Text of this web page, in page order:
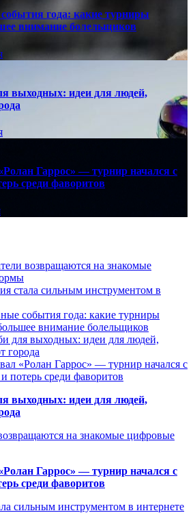
года: какие турниры
внимание болельщиков
выходных: идеи для людей,
Гаррос» — турнир начался с
среди фаворитов
возвращаются на знакомые
стала сильным инструментом в
события года: какие турниры
внимание болельщиков
для выходных: идеи для людей,
города
«Ролан Гаррос» — турнир начался с
потерь среди фаворитов
выходных: идеи для людей,
на знакомые цифровые
Гаррос» — турнир начался с
среди фаворитов
сильным инструментом в интернете